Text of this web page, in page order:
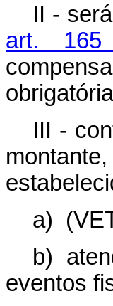
II -
art. 165
III -
a)
b)
eventos